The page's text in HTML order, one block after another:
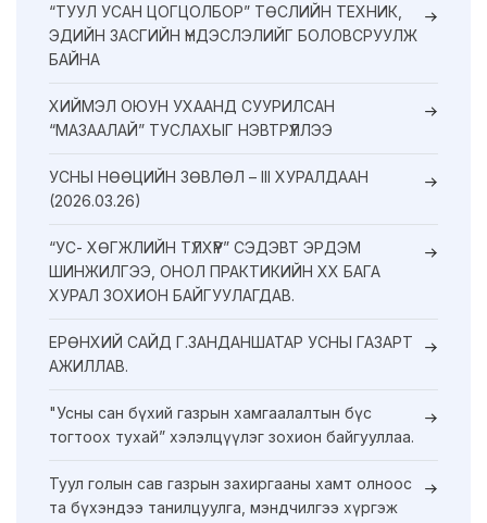
“ТУУЛ УСАН ЦОГЦОЛБОР” ТӨСЛИЙН ТЕХНИК,
ЭДИЙН ЗАСГИЙН ҮНДЭСЛЭЛИЙГ БОЛОВСРУУЛЖ
БАЙНА
ХИЙМЭЛ ОЮУН УХААНД СУУРИЛСАН
“МАЗААЛАЙ” ТУСЛАХЫГ НЭВТРҮҮЛЛЭЭ
УСНЫ НӨӨЦИЙН ЗӨВЛӨЛ – III ХУРАЛДААН
(2026.03.26)
“УС- ХӨГЖЛИЙН ТҮЛХҮҮР” СЭДЭВТ ЭРДЭМ
ШИНЖИЛГЭЭ, ОНОЛ ПРАКТИКИЙН XX БАГА
ХУРАЛ ЗОХИОН БАЙГУУЛАГДАВ.
ЕРӨНХИЙ САЙД Г.ЗАНДАНШАТАР УСНЫ ГАЗАРТ
АЖИЛЛАВ.
"Усны сан бүхий газрын хамгаалалтын бүс
тогтоох тухай” хэлэлцүүлэг зохион байгууллаа.
Туул голын сав газрын захиргааны хамт олноос
та бүхэндээ танилцуулга, мэндчилгээ хүргэж